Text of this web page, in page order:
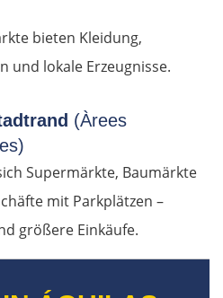
bieten Kleidung,
und lokale Erzeugnisse.
(Àrees
Supermärkte, Baumärkte
mit Parkplätzen –
größere Einkäufe.